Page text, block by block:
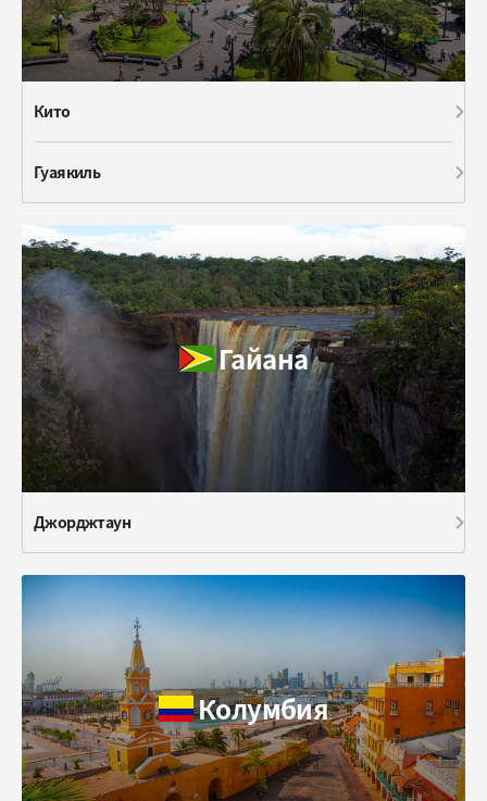
Кито
Гуаякиль
Гайана
Джорджтаун
Колумбия